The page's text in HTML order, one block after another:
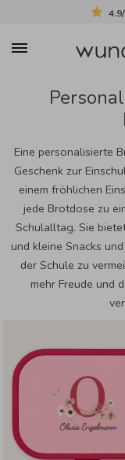
Eine personalisierte
Geschenk zur
einem fröhlichen
jede Brotdose zu
Schulalltag. Sie
und kleine Snacks
der Schule zu
mehr Freude und